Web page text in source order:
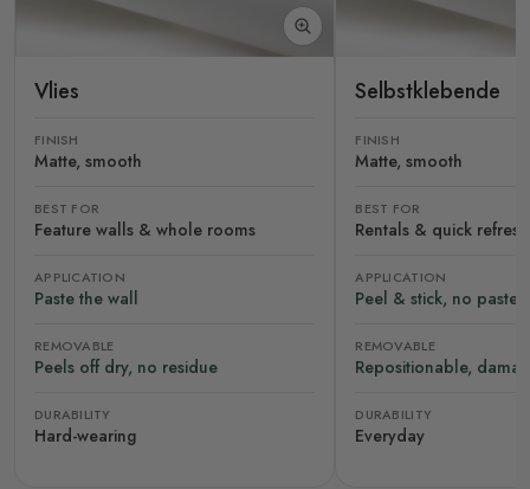
Vlies
FINISH
Matte, smooth
BEST FOR
Feature walls & whole rooms
APPLICATION
Paste the wall
REMOVABLE
Peels off dry, no residue
DURABILITY
Hard-wearing
Selbstklebende
FINISH
Matte, smooth
BEST FOR
Rentals & quick
APPLICATION
Peel & stick, no paste
REMOVABLE
Repositionable,
DURABILITY
Everyday